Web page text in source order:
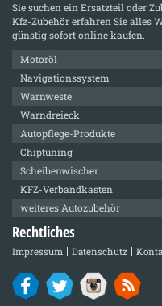
Sie suchen ein Ersatzteil oder
Kfz-Zubehörerfahren Sie alles
günstig sofort online kaufen.
Motoröl
Navigationssystem
Warnweste
Warndreieck
Autopflege-Produkte
Chiptuning
Scheibenwischer
KFZ-Verbandkasten
weiteres Autozubehör
Rechtliches
Impressum Datenschutz